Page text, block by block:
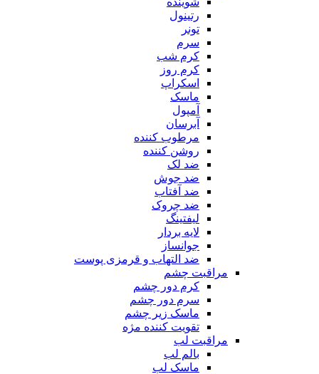
رتینول
تونر
سرم
کرم شب
کرم روز
اسکراپ
ماسک
آمپول
آبرسان
مرطوب کننده
روشن کننده
ضد لک
ضد جوش
ضد آفتاب
ضد چروک
لیفتینگ
لایه بردار
جوانساز
ضد التهاب و قرمزی پوست
مراقبت چشم
کرم دور چشم
سرم دور چشم
ماسک زیر چشم
تقویت کننده مژه
مراقبت لب
بالم لب
ماسک لب